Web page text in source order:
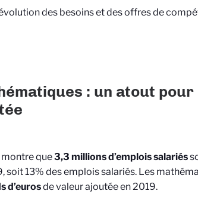
des besoins et des offres de
: un atout pour
montre que3,3 millions d’emplois salariés
soit 13% des emplois salariés. Les
d’eurosde valeur ajoutée en 2019.